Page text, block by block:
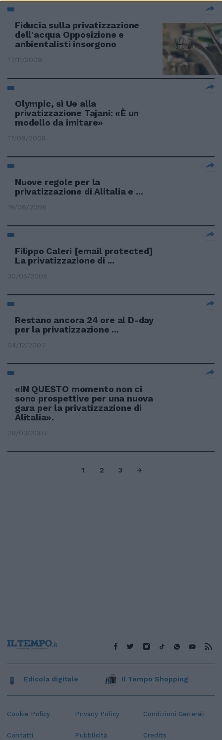
Fiducia sulla privatizzazione
dell'acqua Opposizione e
anbientalisti insorgono
17/11/2009
Olympic, sì Ue alla
privatizzazione Tajani: «È un
modello da imitare»
17/09/2008
Nuove regole per la
privatizzazione di Alitalia e ...
19/06/2008
Filippo Caleri [email protected]
La privatizzazione di ...
30/05/2008
Restano ancora 24 ore al D-day
per la privatizzazione ...
04/12/2007
«IN QUESTO momento non ci
sono prospettive per una nuova
gara per la privatizzazione di
Alitalia».
28/03/2007
1 2 3
Cookie Policy Privacy Policy Condizioni Generali
Contatti Pubblicità Credits
Edicola digitale Il Tempo Shopping